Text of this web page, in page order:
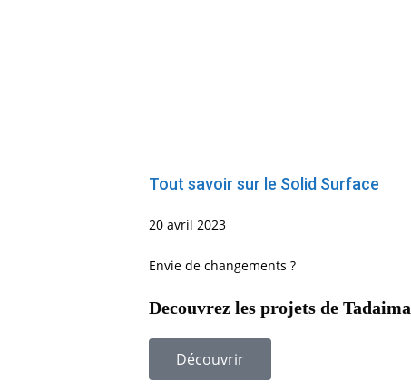
Tout savoir sur le Solid Surface
20 avril 2023
Envie de changements ?
Decouvrez les projets de Tadaima
Découvrir